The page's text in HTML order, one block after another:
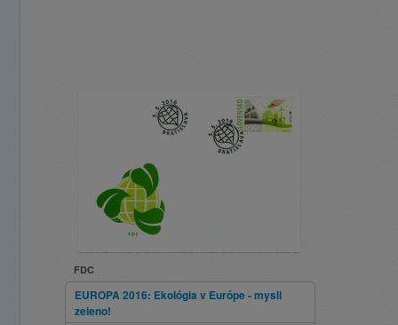
FDC
EUROPA 2016: Ekológia v Európe - mysli
zeleno!